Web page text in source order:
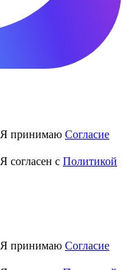
принимаю Согласие
согласен с Политикой
принимаю Согласие